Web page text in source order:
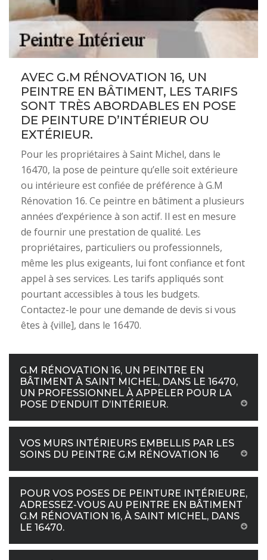
AVEC G.M RÉNOVATION 16, UN
PEINTRE EN BÂTIMENT, LES TARIFS
SONT TRÈS ABORDABLES EN POSE
DE PEINTURE D’INTÉRIEUR OU
EXTÉRIEUR.
Pour les propriétaires à Saint Michel, dans le
16470, la pose de peinture qu’elle soit extérieure
ou intérieure est confiée de préférence à G.M
Rénovation 16. Ce peintre en bâtiment a plusieurs
années d’expérience à son actif. Il est en mesure
de fournir une prestation de qualité. Les
propriétaires, particuliers ou professionnels,
même les plus exigeants, lui font confiance et font
appel à ses services. Les tarifs appliqués sont
pourtant accessibles à tous les budgets.
Contactez-le pour une demande de devis si vous
êtes à {ville], dans le 16470.
G.M RÉNOVATION 16, UN PEINTRE EN
BÂTIMENT À SAINT MICHEL, DANS LE 16470,
UN PROFESSIONNEL À APPELER POUR LA
POSE D’ENDUIT D’INTÉRIEUR.
VOS MURS INTÉRIEURS EMBELLIS PAR LES
SOINS DU PEINTRE G.M RÉNOVATION 16
POUR VOS POSES DE PEINTURE INTÉRIEURE,
ADRESSEZ-VOUS AU PEINTRE EN BÂTIMENT
G.M RÉNOVATION 16, À SAINT MICHEL, DANS
LE 16470.